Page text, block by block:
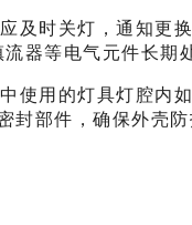
及时关灯，通知更
器等电气元件长期
使用的灯具灯腔内
封部件，确保外壳防